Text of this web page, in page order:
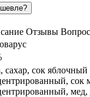
Отзывы
сахар, сок яблочный
сок